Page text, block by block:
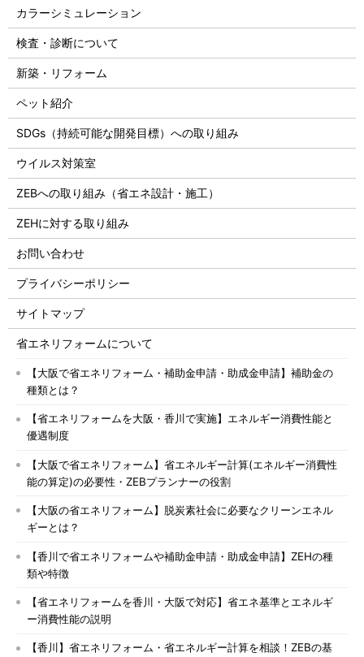
カラーシミュレーション
検査・診断について
新築・リフォーム
ペット紹介
SDGs（持続可能な開発目標）への取り組み
ウイルス対策室
ZEBへの取り組み（省エネ設計・施工）
ZEHに対する取り組み
お問い合わせ
プライバシーポリシー
サイトマップ
省エネリフォームについて
【大阪で省エネリフォーム・補助金申請・助成金申請】補助金の
種類とは？
【省エネリフォームを大阪・香川で実施】エネルギー消費性能と
優遇制度
【大阪で省エネリフォーム】省エネルギー計算(エネルギー消費性
能の算定)の必要性・ZEBプランナーの役割
【大阪の省エネリフォーム】脱炭素社会に必要なクリーンエネル
ギーとは？
【香川で省エネリフォームや補助金申請・助成金申請】ZEHの種
類や特徴
【省エネリフォームを香川・大阪で対応】省エネ基準とエネルギ
ー消費性能の説明
【香川】省エネリフォーム・省エネルギー計算を相談！ZEBの基